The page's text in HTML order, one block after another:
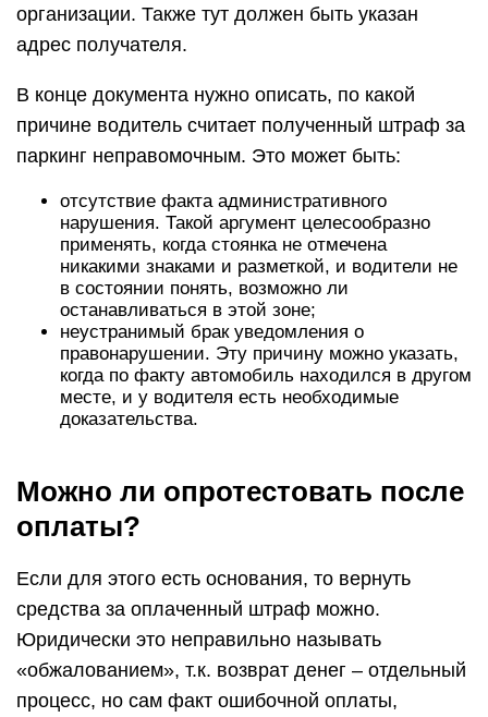
организации. Также тут должен быть указан
адрес получателя.
В конце документа нужно описать, по какой
причине водитель считает полученный штраф за
паркинг неправомочным. Это может быть:
отсутствие факта административного
нарушения. Такой аргумент целесообразно
применять, когда стоянка не отмечена
никакими знаками и разметкой, и водители не
в состоянии понять, возможно ли
останавливаться в этой зоне;
неустранимый брак уведомления о
правонарушении. Эту причину можно указать,
когда по факту автомобиль находился в другом
месте, и у водителя есть необходимые
доказательства.
Можно ли опротестовать после
оплаты?
Если для этого есть основания, то вернуть
средства за оплаченный штраф можно.
Юридически это неправильно называть
«обжалованием», т.к. возврат денег – отдельный
процесс, но сам факт ошибочной оплаты,